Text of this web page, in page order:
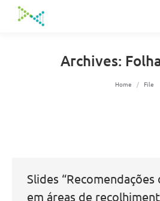
Archives:
You are
Home File
Slides “Recomendações
em áreas de